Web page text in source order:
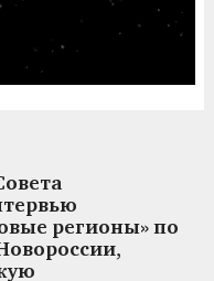
регионы» по